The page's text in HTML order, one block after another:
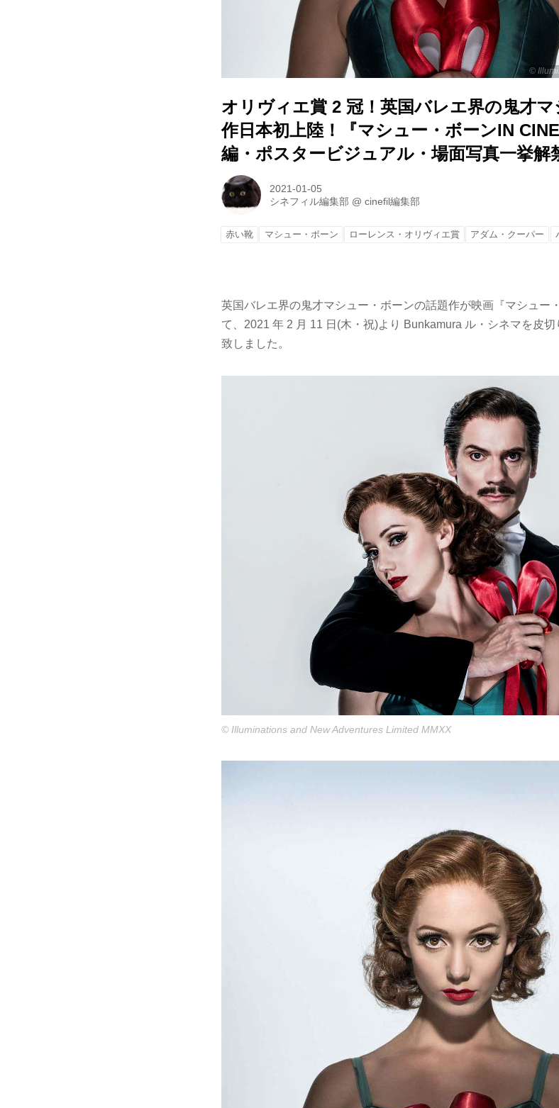
©
オリヴィエ賞 2 冠！英国バレエ界の鬼才
作日本初上陸！『マシュー・ボーンIN
編・ポスタービジュアル・場面写真一挙解
2021-01-05
シネフィル編集部 @cinefil編集部
赤い靴 マシュー・ボーン ローレンス・オリヴィエ賞 アダム・クーパー
英国バレエ界の鬼才マシュー・ボーンの話題作が映画『マシュー
て、2021 年 2 月 11 日(木・祝)より Bunkamura ル・シネマを皮
致しました。
© Illuminations and New Adventures Limited MMXX